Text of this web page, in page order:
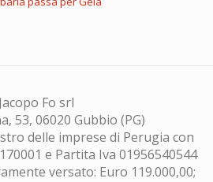
Jacopo Fo srl
53, 06020 Gubbio (PG)
delle imprese di Perugia con
e Partita Iva 01956540544
versato: Euro 119.000,00;